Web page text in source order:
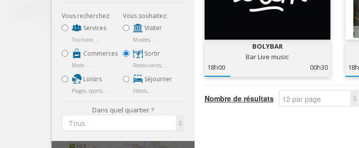
Vous recherchez:
Services
Tourisme, ...
Commerces
Mode, ...
Loisirs
Plages, sports, ...
Vous souhaitez:
Visiter
Musées, ...
Sortir
Restaurants, ...
Séjourner
Hôtels, ...
Dans quel quartier ?
Tous
BOLYBAR
Bar Live music
18h00
00h30
Nombre de résultats 12 par page